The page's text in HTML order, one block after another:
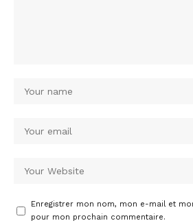
Enregistrer mon nom, mon e-mail et
pour mon prochain commentaire.